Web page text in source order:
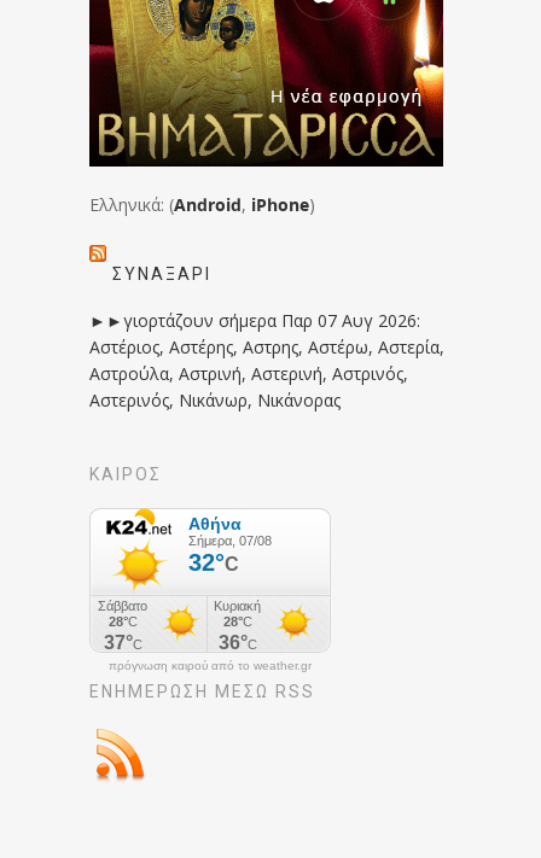
Ελληνικά: (Android, iPhone)
ΣΥΝΑΞΆΡΙ
►►γιορτάζουν σήμερα Παρ 07 Αυγ 2026:
Αστέριος, Αστέρης, Αστρης, Αστέρω, Αστερία,
Αστρούλα, Αστρινή, Αστερινή, Αστρινός,
Αστερινός, Νικάνωρ, Νικάνορας
ΚΑΙΡΟΣ
πρόγνωση καιρού από το weather.gr
ΕΝΗΜΈΡΩΣΉ ΜΕΣΩ RSS